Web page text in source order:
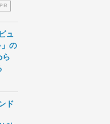
P R
ュ
の
ら
ド